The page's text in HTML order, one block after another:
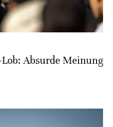
Absurde Meinung